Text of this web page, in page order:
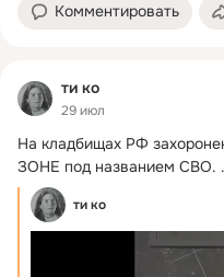
Комментировать
ти ко
29 июл
На кладбищах РФ
ЗОНЕ под названием СВО.
ти ко